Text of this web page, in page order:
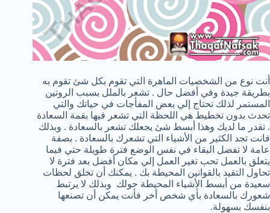
أنت نوع من الشخصيات الماهرة التي تقوم بكل شئ تقوم به
بطريقة جيدة وفي أفضل حال . تشعر بالملل بسبب الروتين
المستمر لذلك تحتاج إلي بعض المفأجات في حياتك والتي
تحدث بدون تخطيط هي اللحظة التي تشعر فيها بقمة السعادة
. تقدر ما لديك وهذا أبسط شئ يجعلك تشعر بالسعادة . وبذلك
فانت تجد الكثير من الأشياء التي تشعرك بالسعادة . بصفة
عامة لا تفضل البقاء في نفس الوضع فترة طويلة حتي فيما
يتعلق بالعمل تحب تغير العمل إلي مكان أفضل بعد فترة لا
تحاول التقيد بالقوانين المحيطة بك . يمكنك أن تخلق لحظات
سعيدة من أبسط الأشياء المحيطة حولك وبذلك لا يرتبط
شعورك بالسعادة بأي شخص أخر فأنت يمكن أن تصنعها
بنفسك بسهولة.